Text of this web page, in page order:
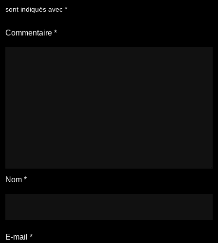
sont indiqués avec*
Commentaire*
Nom*
E-mail*